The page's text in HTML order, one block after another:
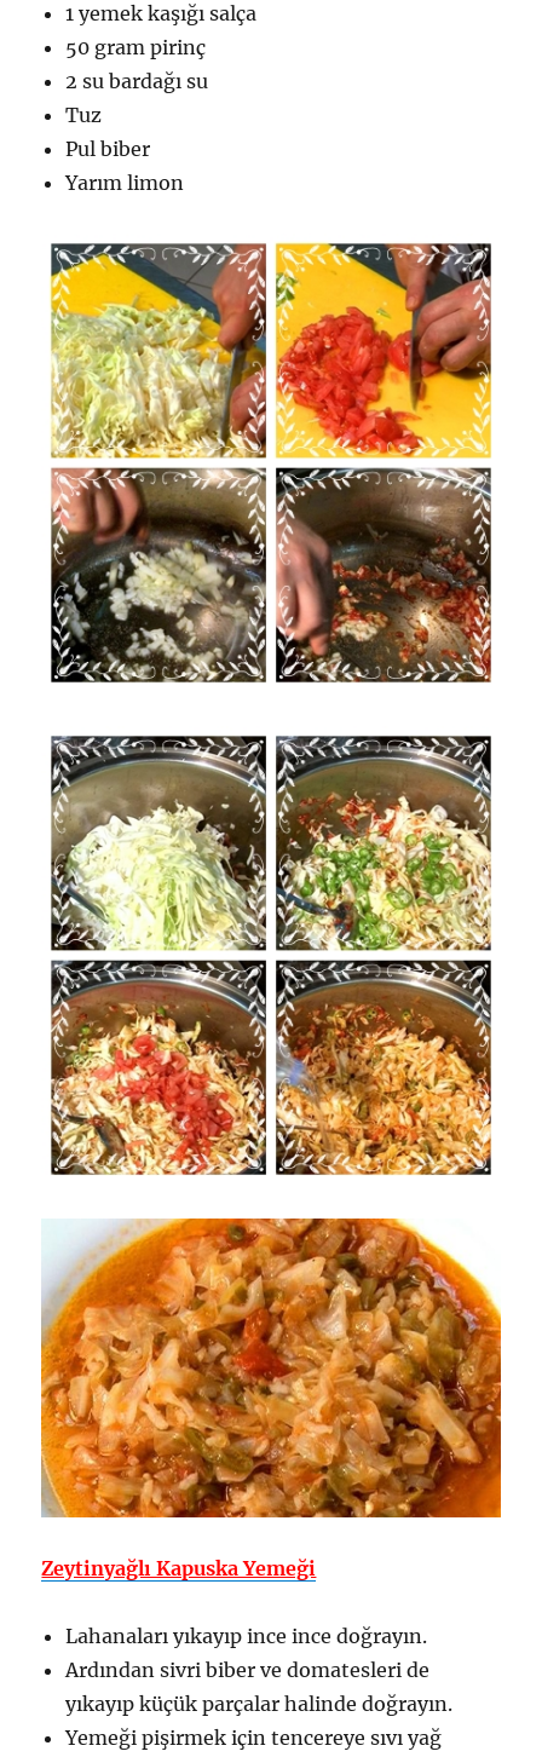
1 yemek kaşığı salça
50 gram pirinç
2 su bardağı su
Tuz
Pul biber
Yarım limon
Zeytinyağlı Kapuska Yemeği
Lahanaları yıkayıp ince ince doğrayın.
Ardından sivri biber ve domatesleri de
yıkayıp küçük parçalar halinde doğrayın.
Yemeği pişirmek için tencereye sıvı yağ